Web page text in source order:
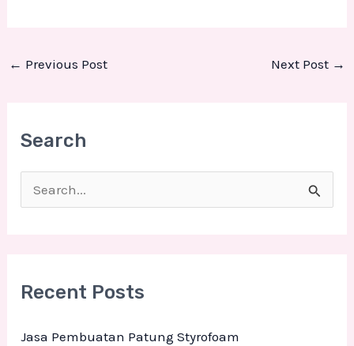
← Previous Post Next Post →
Search
cRecent Posts
Jasa Pembuatan Patung Styrofoam